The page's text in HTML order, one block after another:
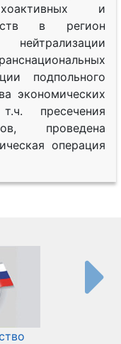
и
в регион
подпольного
экономических
пресечения
проведена
операция